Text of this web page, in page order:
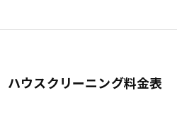
ハウスクリーニング料金